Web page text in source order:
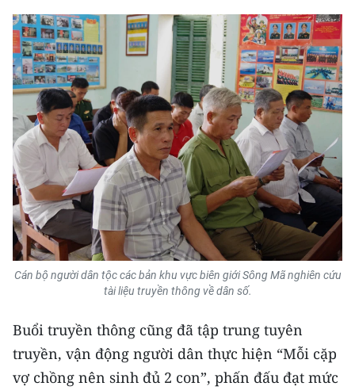
Trung du và miền núi phía Bắc
Đồng bằng sông Hồng
Bắc Trung Bộ
Duyên hải Nam Trung Bộ và Tây
Nguyên
Đông Nam Bộ
Đồng bằng sông Cửu Long
Chuyên trang Hà Nội
Chuyên trang TP. Hồ Chí Minh
CHUYÊN ĐỀ
CÁC CHUYÊN TRANG
Cán bộ người dân tộc các bản khu vực biên giới Sông Mã nghiên cứu
tài liệu truyền thông về dân số.
Buổi truyền thông cũng đã tập trung tuyên
truyền, vận động người dân thực hiện “Mỗi cặp
vợ chồng nên sinh đủ 2 con”, phấn đấu đạt mức